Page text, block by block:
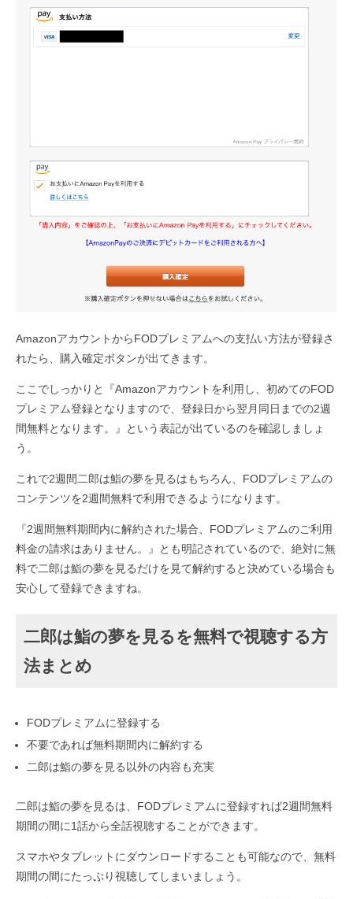
AmazonアカウントからFODプレミアムへの支払い方法が登録さ
れたら、購入確定ボタンが出てきます。
ここでしっかりと『Amazonアカウントを利用し、初めてのFOD
プレミアム登録となりますので、登録日から翌月同日までの2週
間無料となります。』という表記が出ているのを確認しましょ
う。
これで2週間二郎は鮨の夢を見るはもちろん、FODプレミアムの
コンテンツを2週間無料で利用できるようになります。
『2週間無料期間内に解約された場合、FODプレミアムのご利用
料金の請求はありません。』とも明記されているので、絶対に無
料で二郎は鮨の夢を見るだけを見て解約すると決めている場合も
安心して登録できますね。
二郎は鮨の夢を見るを無料で視聴する方
法まとめ
FODプレミアムに登録する
不要であれば無料期間内に解約する
二郎は鮨の夢を見る以外の内容も充実
二郎は鮨の夢を見るは、FODプレミアムに登録すれば2週間無料
期間の間に1話から全話視聴することができます。
スマホやタブレットにダウンロードすることも可能なので、無料
期間の間にたっぷり視聴してしまいましょう。